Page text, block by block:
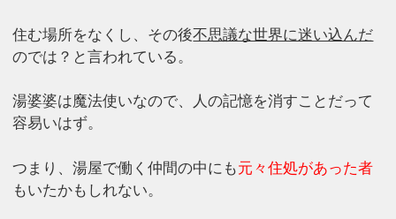
住む場所をなくし、その後不思議な世界に迷い込んだ
のでは？と言われている。
湯婆婆は魔法使いなので、人の記憶を消すことだって
容易いはず。
つまり、湯屋で働く仲間の中にも元々住処があった者
もいたかもしれない。